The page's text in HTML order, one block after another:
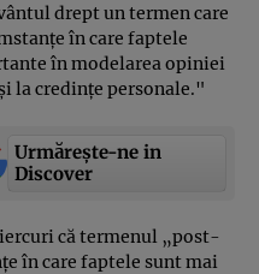
drept un termen care
în care faptele
în modelarea opiniei
la credinţe personale."
Urmărește-ne in
Discover
că termenul „post-
în care faptele sunt mai